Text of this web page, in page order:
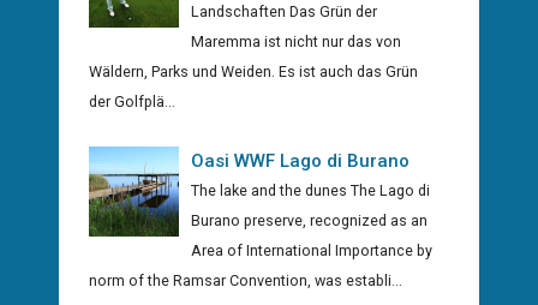
Landschaften Das Grün der
Maremma ist nicht nur das von
Wäldern, Parks und Weiden. Es ist auch das Grün
der Golfplä...
Oasi WWF Lago di Burano
The lake and the dunes The Lago di
Burano preserve, recognized as an
Area of International Importance by
norm of the Ramsar Convention, was establi...